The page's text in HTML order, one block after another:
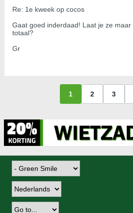
Re: 1e kweek op cocos
Gaat goed inderdaad! Laat je ze
totaal?
Gr
1 2 3